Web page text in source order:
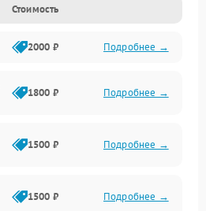
Стоимость
2000 ₽ Подробнее →
1800 ₽ Подробнее →
1500 ₽ Подробнее →
1500 ₽ Подробнее →